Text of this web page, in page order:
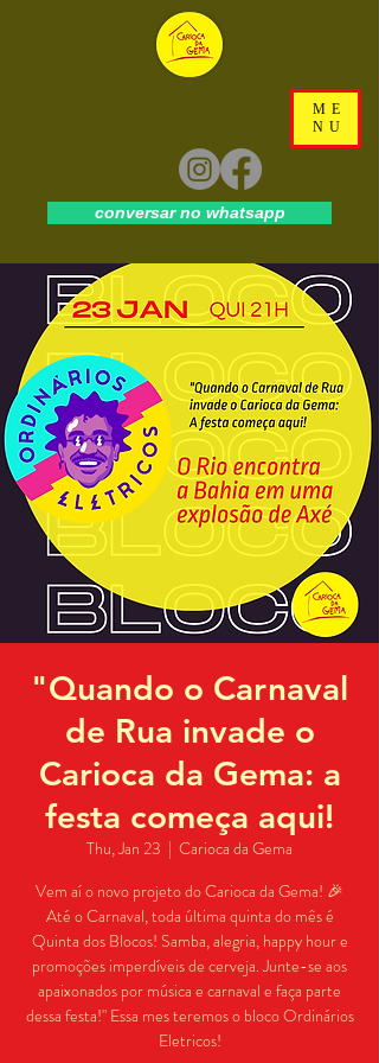
ME
NU
conversar no whatsapp
"Quando o Carnaval
de Rua invade o
Carioca da Gema: a
festa começa aqui!
Thu, Jan 23
  |
Carioca da Gema
Vem aí o novo projeto do Carioca da Gema! 🎉
Até o Carnaval, toda última quinta do mês é
Quinta dos Blocos! Samba, alegria, happy hour e
promoções imperdíveis de cerveja. Junte-se aos
apaixonados por música e carnaval e faça parte
dessa festa!" Essa mes teremos o bloco Ordinários
Eletricos!